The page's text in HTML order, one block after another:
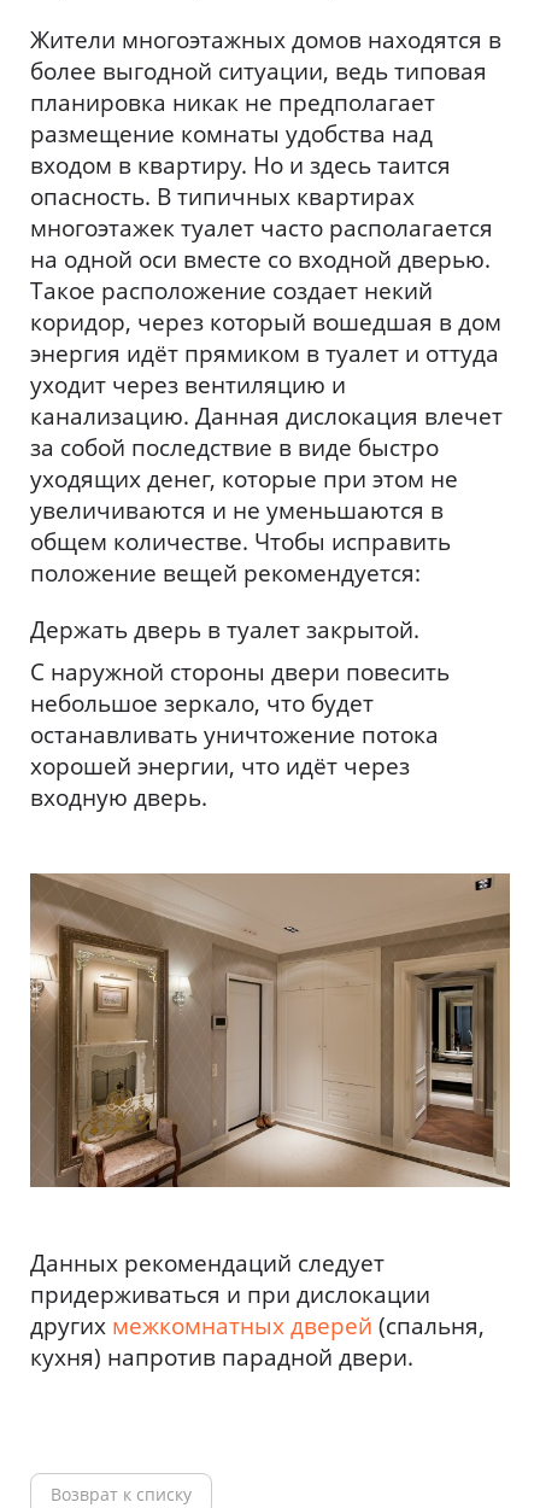
Жители многоэтажных домов находятся в
более выгодной ситуации, ведь типовая
планировка никак не предполагает
размещение комнаты удобства над
входом в квартиру. Но и здесь таится
опасность. В типичных квартирах
многоэтажек туалет часто располагается
на одной оси вместе со входной дверью.
Такое расположение создает некий
коридор, через который вошедшая в дом
энергия идёт прямиком в туалет и оттуда
уходит через вентиляцию и
канализацию. Данная дислокация влечет
за собой последствие в виде быстро
уходящих денег, которые при этом не
увеличиваются и не уменьшаются в
общем количестве. Чтобы исправить
положение вещей рекомендуется:
Держать дверь в туалет закрытой.
С наружной стороны двери повесить
небольшое зеркало, что будет
останавливать уничтожение потока
хорошей энергии, что идёт через
входную дверь.
Данных рекомендаций следует
придерживаться и при дислокации
других межкомнатных дверей (спальня,
кухня) напротив парадной двери.
Возврат к списку